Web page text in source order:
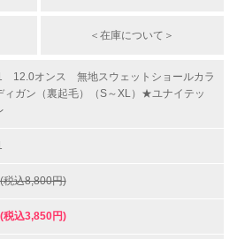
＜在庫について＞
12.0オンス 無地スウェットショールカラ
ィガン（裏起毛）（S～XL）★ユナイテッ
税込8,800円)
税込3,850円)